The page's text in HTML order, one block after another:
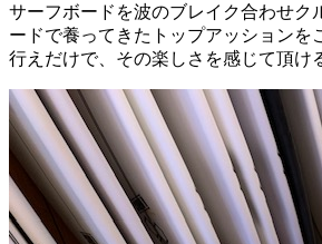
サーフボードを波のブレイク合わせク
ードで養ってきたトップアッションを
行えだけで、その楽しさを感じて頂け